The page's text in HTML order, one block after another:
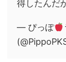
得したんだ
— ぴっぽ